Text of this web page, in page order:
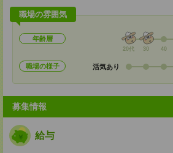
職場の雰囲気
年齢層
20代 30 40
職場の様子 活気あり
募集情報
給与